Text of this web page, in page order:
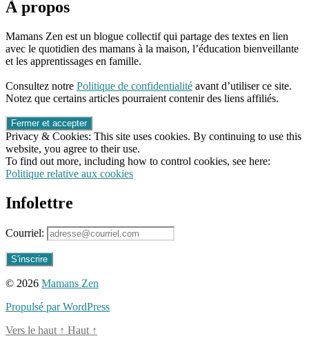
jouer
vacance,
Jouer
ensemble,
rapidité,
Stratégie
À propos
Mamans Zen est un blogue collectif qui partage des textes en lien
avec le quotidien des mamans à la maison, l’éducation bienveillante
et les apprentissages en famille.
Consultez notre Politique de confidentialité avant d’utiliser ce site.
Notez que certains articles pourraient contenir des liens affiliés.
Privacy & Cookies: This site uses cookies. By continuing to use this
website, you agree to their use.
To find out more, including how to control cookies, see here:
Politique relative aux cookies
Infolettre
Courriel:
© 2026 Mamans Zen
Propulsé par WordPress
Vers le haut ↑ Haut ↑